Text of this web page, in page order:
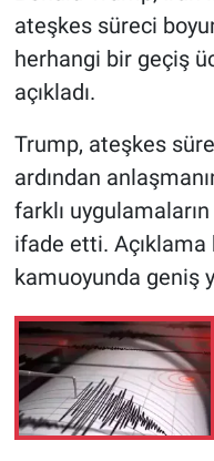
ateşkes süreci
herhangi bir geçiş
açıkladı.
Trump, ateşkes
ardından
farklı
ifade etti. Açıklama
kamuoyunda geniş